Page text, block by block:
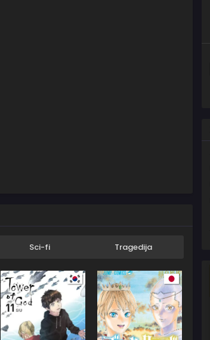
Sci-fi Tragedija